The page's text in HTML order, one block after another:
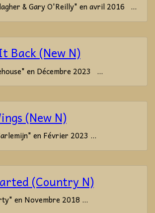
& Gary O'Reilly" en avril 2016 ...
Back (New N)
en Décembre 2023 ...
(New N)
en Février 2023 ...
(Country N)
en Novembre 2018 ...